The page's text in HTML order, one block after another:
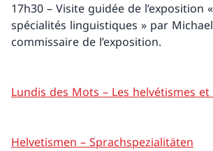
17h30 – Visite guidée de l’exposition
spécialités linguistiques » par Michael
commissaire de l’exposition.
Lundis des Mots – Les helvétismes
Helvetismen – Sprachspezialitäten